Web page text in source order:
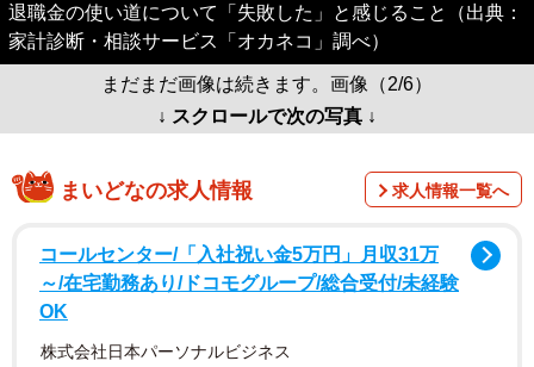
退職金の使い道について「失敗した」と感じること（出典：
家計診断・相談サービス「オカネコ」調べ）
まだまだ画像は続きます。画像（2/6）
↓ スクロールで次の写真 ↓
まいどなの求人情報 求人情報一覧へ
コールセンター/「入社祝い金5万円」月収31万
～/在宅勤務あり/ドコモグループ/総合受付/未経験
OK
株式会社日本パーソナルビジネス